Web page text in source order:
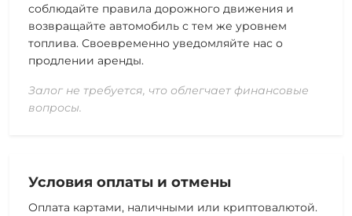
соблюдайте правила дорожного движения и
возвращайте автомобиль с тем же уровнем
топлива. Своевременно уведомляйте нас о
продлении аренды.
Залог не требуется, что облегчает финансовые
вопросы.
Условия оплаты и отмены
Оплата картами, наличными или криптовалютой.